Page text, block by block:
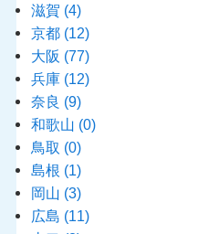
滋賀 (4)
京都 (12)
大阪 (77)
兵庫 (12)
奈良 (9)
和歌山 (0)
鳥取 (0)
島根 (1)
岡山 (3)
広島 (11)